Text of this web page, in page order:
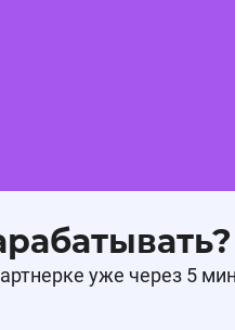
уже через 5